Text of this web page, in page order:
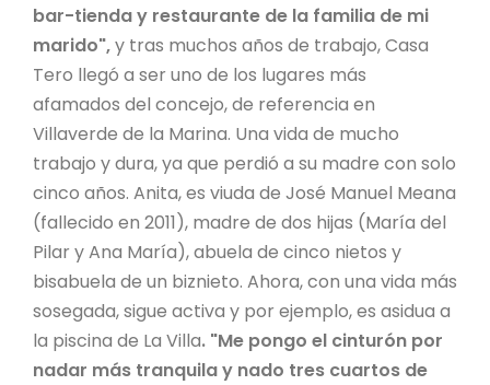
bar-tienda y restaurante de la familia de mi
marido",y tras muchos años de trabajo, Casa
Tero llegó a ser uno de los lugares más
afamados del concejo, de referencia en
Villaverde de la Marina. Una vida de mucho
trabajo y dura, ya que perdió a su madre con solo
cinco años. Anita, es viuda de José Manuel Meana
(fallecido en 2011), madre de dos hijas (María del
Pilar y Ana María), abuela de cinco nietos y
bisabuela de un biznieto. Ahora, con una vida más
sosegada, sigue activa y por ejemplo, es asidua a
la piscina de La Villa. "Me pongo el cinturón por
nadar más tranquila y nado tres cuartos de